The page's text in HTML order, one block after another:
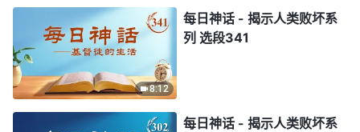
8:12
每日神话 - 揭示人类败坏系
列 选段341
每日神话 - 揭示人类败坏系